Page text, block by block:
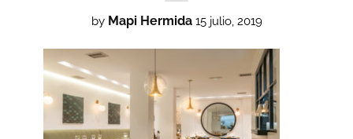
by Mapi Hermida 15 julio, 2019